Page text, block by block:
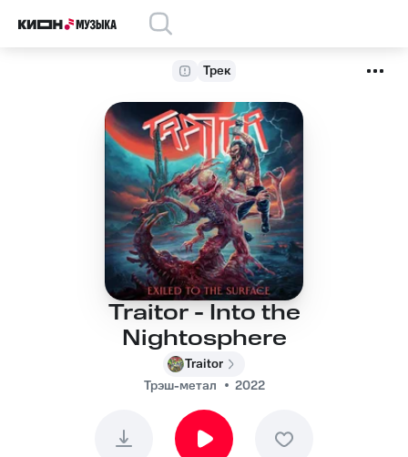
Трек
Traitor - Into the
Nightosphere
Traitor
Трэш-метал
2022